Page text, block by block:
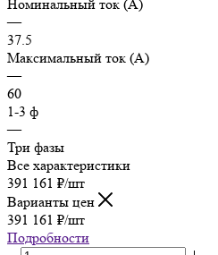
Номинальный ток (А)
—
37.5
Максимальный ток (А)
—
60
1-3 ф
—
Три фазы
Все характеристики
391 161 ₽/шт
Варианты цен
391 161 ₽/шт
Подробности